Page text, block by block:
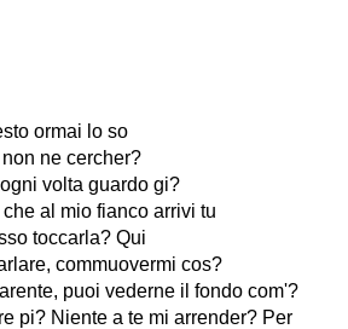
ormai lo so
ne cercher?
volta guardo gi?
al mio fianco arrivi tu
toccarla? Qui
commuovermi cos?
puoi vederne il fondo com'?
pi? Niente a te mi arrender? Per